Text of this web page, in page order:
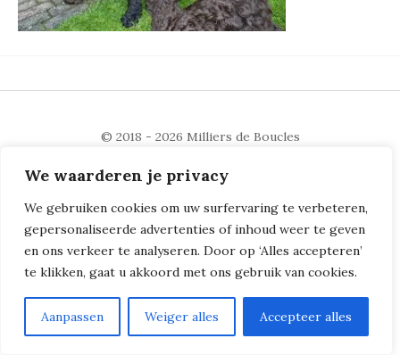
We waarderen je privacy
We gebruiken cookies om uw surfervaring te verbeteren,
gepersonaliseerde advertenties of inhoud weer te geven
en ons verkeer te analyseren. Door op ‘Alles accepteren’
te klikken, gaat u akkoord met ons gebruik van cookies.
Aanpassen Weiger alles Accepteer alles
© 2018 - 2026 Milliers de Boucles